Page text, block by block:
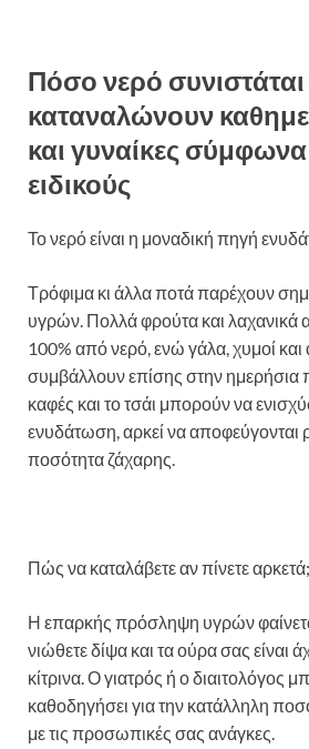
Πόσο νερό
καταναλώνουν
και γυναίκες
ειδικούς
Το νερό είναι η μοναδική πηγή
Τρόφιμα κι άλλα ποτά παρέχουν
υγρών. Πολλά φρούτα και λαχανικά
100% από νερό, ενώ γάλα, χυμοί
συμβάλλουν επίσης στην
καφές και το τσάι μπορούν να
ενυδάτωση, αρκεί να αποφεύγονται
ποσότητα ζάχαρης.
Πώς να καταλάβετε αν πίνετε αρκετά;
Η επαρκής πρόσληψη υγρών
νιώθετε δίψα και τα ούρα σας είναι
κίτρινα. Ο γιατρός ή ο διαιτολόγος
καθοδηγήσει για την κατάλληλη
με τις προσωπικές σας ανάγκες.